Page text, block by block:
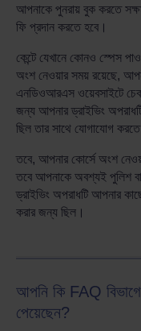
আপনাকে পুনরায় বুক করতে
ফি প্রদান করতে হবে।
কেন্টে যেখানে কোনও স্পেস
অংশ নেওয়ার সময় রয়েছে,
এনডিওআরএস ওয়েবসাইটে
জন্য আপনার ড্রাইভিং
ছিল তার সাথে যোগাযোগ
তবে, আপনার কোর্সে অংশ
তবে আপনাকে অবশ্যই পুলিশ
ড্রাইভিং অপরাধটি আপনার
করার জন্য ছিল।
আপনি কি FAQ
পেয়েছেন?